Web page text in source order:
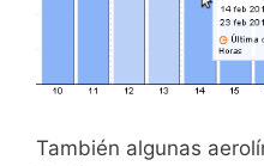
También algunas